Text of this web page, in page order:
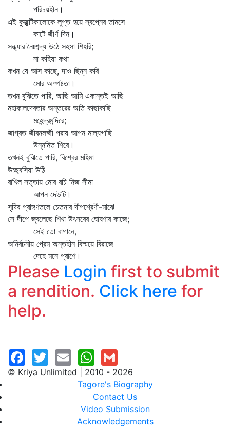
পরিচয়হীন।
এই কুজ্ঝটিকালোকে লুপ্ত হয়ে স্বপ্নের তামসে
কাটে জীর্ণ দিন।
সন্ধ্যার নৈঃশব্দ্য উঠে সহসা শিহরি;
না কহিয়া কথা
কখন যে আস কাছে, দাও ছিন্ন করি
মোর অস্পষ্টতা।
তখন বুঝিতে পারি, আছি আমি একান্তই আছি
মহাকালদেবতার অন্তরের অতি কাছাকাছি
মহেন্দ্রমন্দিরে;
জাগ্রত জীবনলক্ষ্মী পরায় আপন মাল্যগাছি
উন্নমিত শিরে।
তখনই বুঝিতে পারি, বিশ্বের মহিমা
উচ্ছ্বসিয়া উঠি
রাখিল সত্তায় মোর রচি নিজ সীমা
আপন দেউটি।
সৃষ্টির প্রাঙ্গণতলে চেতনার দীপশ্রেণী-মাঝে
সে দীপে জ্বলেছে শিখা উৎসবের ঘোষণার কাজে;
সেই তো বাগানে,
অনির্বচনীয় প্রেম অন্তহীন বিস্ময়ে বিরাজে
দেহে মনে প্রাণে।
Please Login first to submit
a rendition. Click here for
help.
© Kriya Unlimited | 2010 - 2026
Tagore's Biography
Contact Us
Video Submission
Acknowledgements